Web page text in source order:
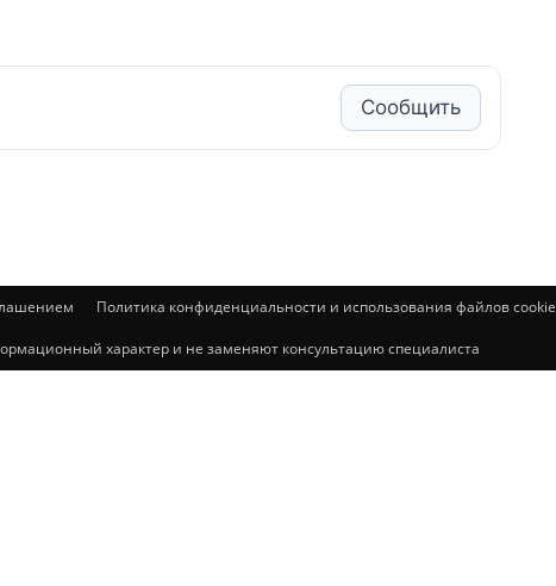
Сообщить
Политика конфиденциальности и использования файлов cookie
характер и не заменяют консультацию специалиста